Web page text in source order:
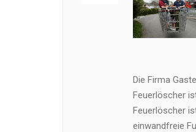
Die Firma
Feuerlöscher
Feuerlöscher
einwandfreie